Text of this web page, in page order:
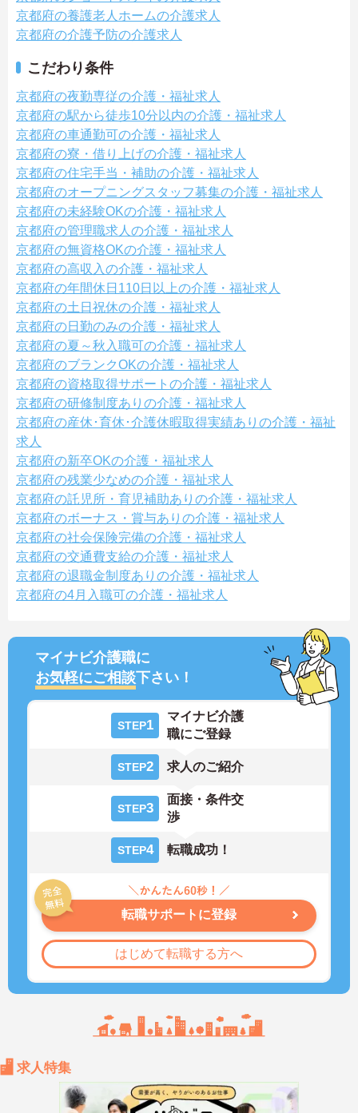
京都府の養護老人ホームの介護求人
京都府の介護予防の介護求人
こだわり条件
京都府の夜勤専従の介護・福祉求人
京都府の駅から徒歩10分以内の介護・福祉求人
京都府の車通勤可の介護・福祉求人
京都府の寮・借り上げの介護・福祉求人
京都府の住宅手当・補助の介護・福祉求人
京都府のオープニングスタッフ募集の介護・福祉求人
京都府の未経験OKの介護・福祉求人
京都府の管理職求人の介護・福祉求人
京都府の無資格OKの介護・福祉求人
京都府の高収入の介護・福祉求人
京都府の年間休日110日以上の介護・福祉求人
京都府の土日祝休の介護・福祉求人
京都府の日勤のみの介護・福祉求人
京都府の夏～秋入職可の介護・福祉求人
京都府のブランクOKの介護・福祉求人
京都府の資格取得サポートの介護・福祉求人
京都府の研修制度ありの介護・福祉求人
京都府の産休･育休･介護休暇取得実績ありの介護・福祉
求人
京都府の新卒OKの介護・福祉求人
京都府の残業少なめの介護・福祉求人
京都府の託児所・育児補助ありの介護・福祉求人
京都府のボーナス・賞与ありの介護・福祉求人
京都府の社会保険完備の介護・福祉求人
京都府の交通費支給の介護・福祉求人
京都府の退職金制度ありの介護・福祉求人
京都府の4月入職可の介護・福祉求人
マイナビ介護職に
お気軽にご相談下さい！
STEP1
マイナビ介護
職にご登録
STEP2 求人のご紹介
STEP3
面接・条件交
渉
STEP4 転職成功！
転職サポートに登録
はじめて転職する方へ
求人特集